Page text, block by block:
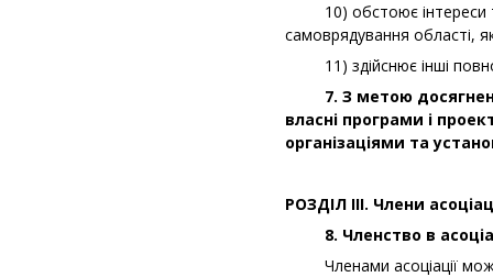
10) обстоює інтереси
самоврядування області,
11) здійснює інші
7. З метою досягнення
власні програми і
організаціями та
РОЗДІЛ ІІІ. Члени
8. Членство в
Членами асоціації